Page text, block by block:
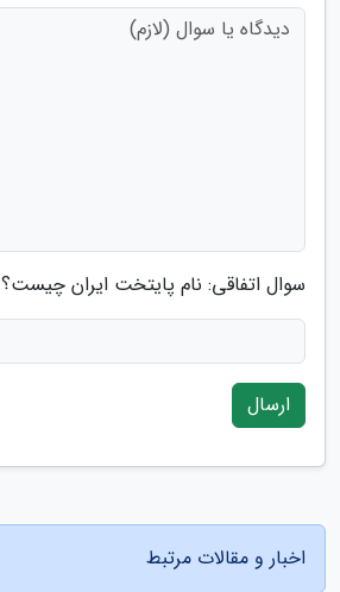
سوال اتفاقی: نام پایتخت ایران چیست؟
ارسال
اخبار و مقالات مرتبط